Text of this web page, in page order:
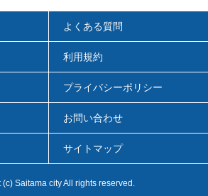
よくある質問
利用規約
プライバシーポリシー
お問い合わせ
サイトマップ
(c) Saitama city All rights reserved.